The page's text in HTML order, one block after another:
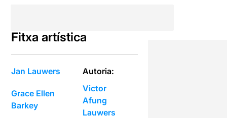
Fitxa artística
Jan Lauwers
Grace Ellen
Barkey
Autoria:
Victor
Afung
Lauwers